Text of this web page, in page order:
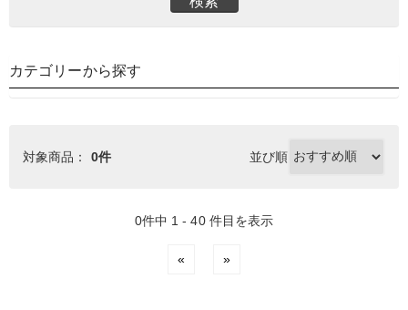
カテゴリーから探す
対象商品： 0件 並び順
0件中 1 - 40 件目を表示
« »